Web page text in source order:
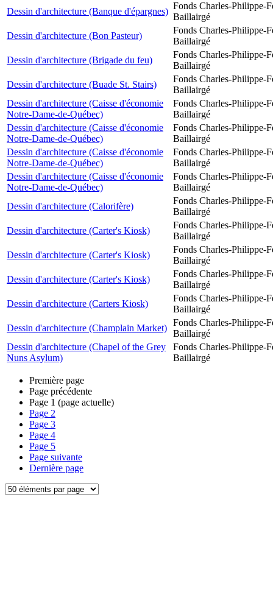
Dessin d'architecture (Banque d'épargnes)
Fonds Charles-Philippe-
Baillairgé
Dessin d'architecture (Bon Pasteur)
Fonds Charles-Philippe-
Baillairgé
Dessin d'architecture (Brigade du feu)
Fonds Charles-Philippe-
Baillairgé
Dessin d'architecture (Buade St. Stairs)
Fonds Charles-Philippe-
Baillairgé
Dessin d'architecture (Caisse d'économie
Notre-Dame-de-Québec)
Fonds Charles-Philippe-
Baillairgé
Dessin d'architecture (Caisse d'économie
Notre-Dame-de-Québec)
Fonds Charles-Philippe-
Baillairgé
Dessin d'architecture (Caisse d'économie
Notre-Dame-de-Québec)
Fonds Charles-Philippe-
Baillairgé
Dessin d'architecture (Caisse d'économie
Notre-Dame-de-Québec)
Fonds Charles-Philippe-
Baillairgé
Dessin d'architecture (Calorifère)
Fonds Charles-Philippe-
Baillairgé
Dessin d'architecture (Carter's Kiosk)
Fonds Charles-Philippe-
Baillairgé
Dessin d'architecture (Carter's Kiosk)
Fonds Charles-Philippe-
Baillairgé
Dessin d'architecture (Carter's Kiosk)
Fonds Charles-Philippe-
Baillairgé
Dessin d'architecture (Carters Kiosk)
Fonds Charles-Philippe-
Baillairgé
Dessin d'architecture (Champlain Market)
Fonds Charles-Philippe-
Baillairgé
Dessin d'architecture (Chapel of the Grey
Nuns Asylum)
Fonds Charles-Philippe-
Baillairgé
Première page
Page précédente
Page 1 (page actuelle)
Page 2
Page 3
Page 4
Page 5
Page suivante
Dernière page